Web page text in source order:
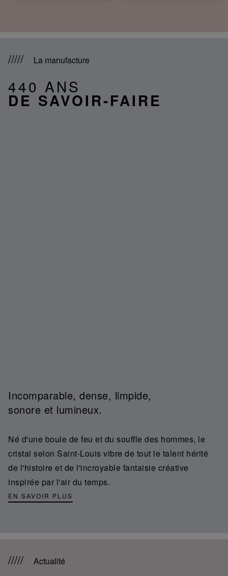
La manufacture
440 ANS
DE SAVOIR-FAIRE
Incomparable, dense, limpide,
sonore et lumineux.
Né d'une boule de feu et du souffle des hommes, le
cristal selon Saint-Louis vibre de tout le talent hérité
de l'histoire et de l'incroyable fantaisie créative
inspirée par l'air du temps.
EN SAVOIR PLUS
Actualité